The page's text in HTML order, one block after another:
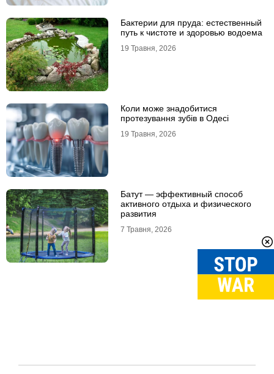
Бактерии для пруда: естественный
путь к чистоте и здоровью водоема
19 Травня, 2026
Коли може знадобитися
протезування зубів в Одесі
19 Травня, 2026
Батут — эффективный способ
активного отдыха и физического
развития
7 Травня, 2026